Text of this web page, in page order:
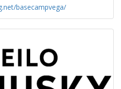
basecampvega/